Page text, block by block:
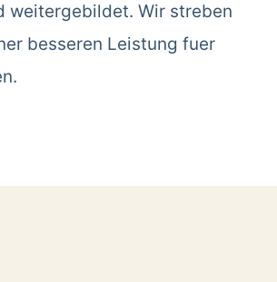
weitergebildet. Wir streben
besseren Leistung fuer